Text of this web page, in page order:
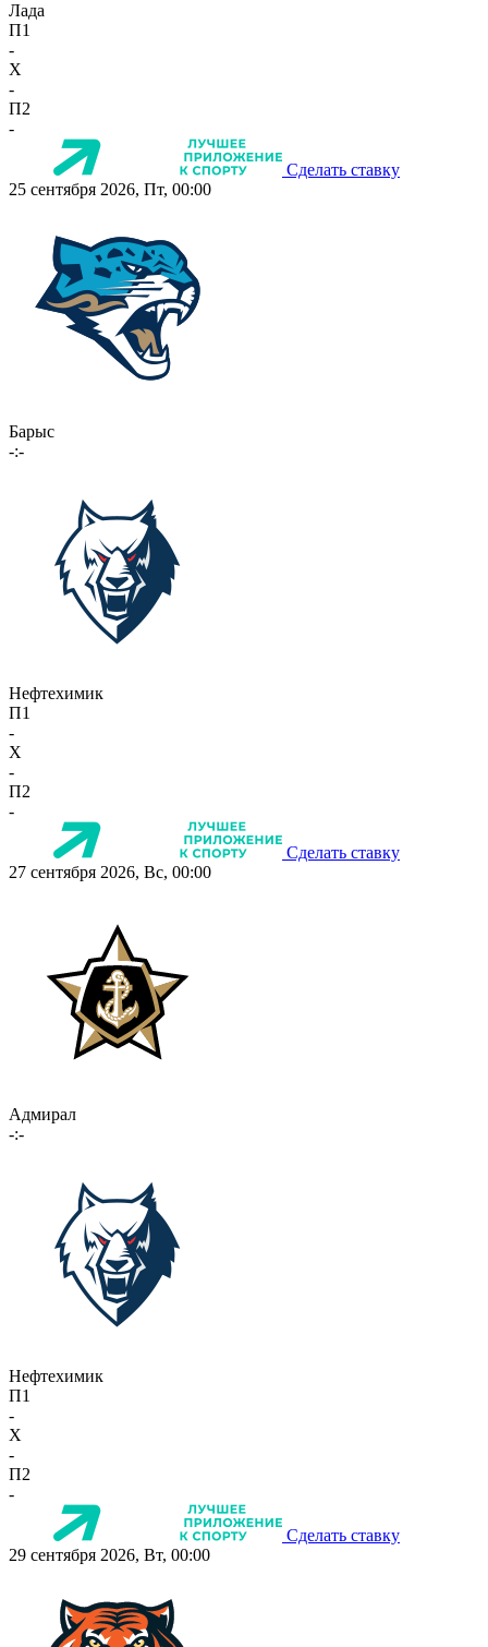
Лада
П1
-
X
-
П2
-
Сделать ставку
25 сентября 2026, Пт, 00:00
Барыс
-:-
Нефтехимик
П1
-
X
-
П2
-
Сделать ставку
27 сентября 2026, Вс, 00:00
Адмирал
-:-
Нефтехимик
П1
-
X
-
П2
-
Сделать ставку
29 сентября 2026, Вт, 00:00